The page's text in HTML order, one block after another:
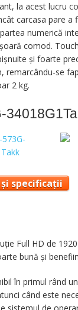
la acest lucru
carcasa pare a
numerică
comod.
și foarte
remarcându-se
2 kg.
specificații
Full HD de
bună și
în primul rând
când este